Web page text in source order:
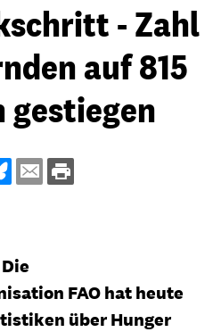
- Zahl
auf 815
gestiegen
FAO hat heute
über Hunger